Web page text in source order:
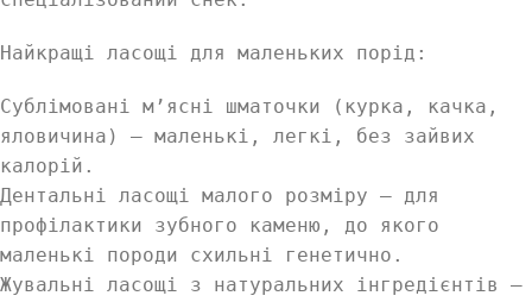
Найкращі ласощі для маленьких порід:
Сублімовані м’ясні шматочки (курка, качка,
яловичина) — маленькі, легкі, без зайвих
калорій.
Дентальні ласощі малого розміру — для
профілактики зубного каменю, до якого
маленькі породи схильні генетично.
Жувальні ласощі з натуральних інгредієнтів —